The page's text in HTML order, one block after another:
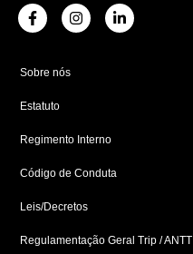
F
a
b
o
k
f
I
n
L
i
Sobre nós
Estatuto
Regimento Interno
Código de Conduta
Leis/Decretos
Regulamentação Geral Trip / ANTT